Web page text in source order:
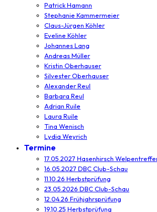
Patrick Hamann
Stephanie Kammermeier
Claus-Jürgen Köhler
Eveline Köhler
Johannes Lang
Andreas Müller
Kristin Oberhauser
Silvester Oberhauser
Alexander Reul
Barbara Reul
Adrian Ruile
Laura Ruile
Tina Wenisch
Lydia Weyrich
Termine
17.05.2027 Hasenhirsch
16.05.2027 DBC Club-Schau
11.10.26 Herbstprüfung
23.05.2026 DBC Club-Schau
12.04.26 Frühjahrsprüfung
19.10.25 Herbstprüfung